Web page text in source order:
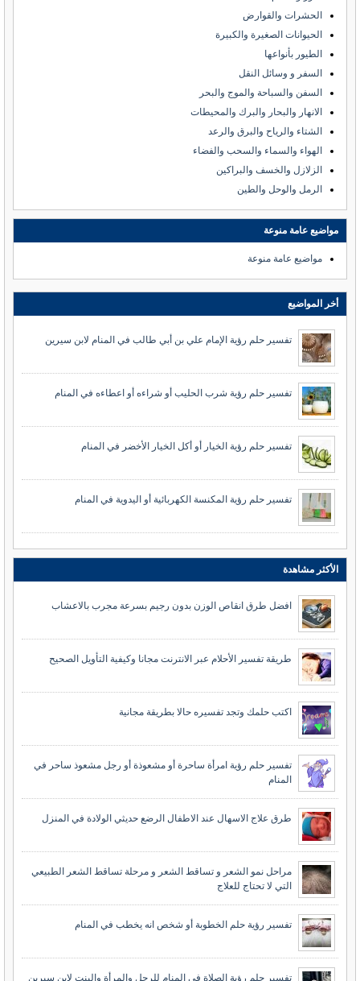
الحشرات والقوارض
الحيوانات الصغيرة والكبيرة
الطيور بأنواعها
السفر و وسائل النقل
السفن والسباحة والموج والبحر
الانهار والبحار والبرك والمحيطات
الشتاء والرياح والبرق والرعد
الهواء والسماء والسحب والفضاء
الزلازل والخسف والبراكين
الرمل والوحل والطين
مواضيع عامة منوعة
مواضيع عامة منوعة
أخر المواضيع
تفسير حلم رؤية الإمام علي بن أبي طالب في المنام لابن سيرين
تفسير حلم رؤية شرب الحليب أو شراءه أو اعطاءه في المنام
تفسير حلم رؤية الخيار أو أكل الخيار الأخضر في المنام
تفسير حلم رؤية المكنسة الكهربائية أو اليدوية في المنام
الأكثر مشاهدة
افضل طرق انقاص الوزن بدون رجيم بسرعة مجرب بالاعشاب
طريقة تفسير الأحلام عبر الانترنت مجانا وكيفية التأويل الصحيح
اكتب حلمك وتجد تفسيره حالا بطريقة مجانية
تفسير حلم رؤية امرأة ساحرة أو مشعوذة أو رجل مشعوذ ساحر في
المنام
طرق علاج الاسهال عند الاطفال الرضع حديثي الولادة في المنزل
مراحل نمو الشعر و تساقط الشعر و مرحلة تساقط الشعر الطبيعي
التي لا تحتاج للعلاج
تفسير رؤية حلم الخطوبة أو شخص انه يخطب في المنام
تفسير حلم رؤية الصلاة في المنام للرجل والمرأة والبنت لابن سيرين